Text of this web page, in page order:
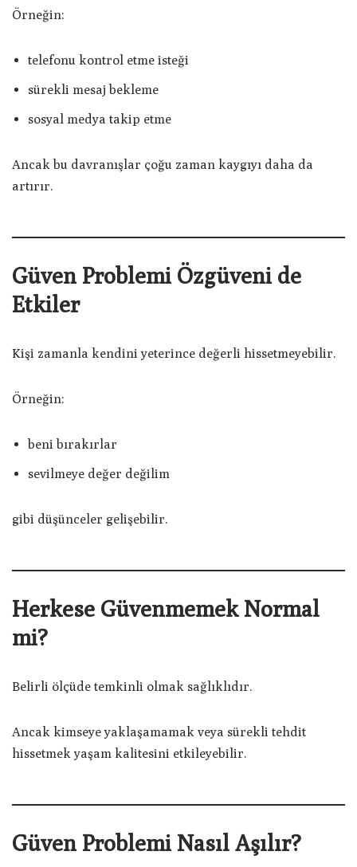
Örneğin:
telefonu kontrol etme isteği
sürekli mesaj bekleme
sosyal medya takip etme
Ancak bu davranışlar çoğu zaman kaygıyı daha da
artırır.
Güven Problemi Özgüveni de
Etkiler
Kişi zamanla kendini yeterince değerli hissetmeyebilir.
Örneğin:
beni bırakırlar
sevilmeye değer değilim
gibi düşünceler gelişebilir.
Herkese Güvenmemek Normal
mi?
Belirli ölçüde temkinli olmak sağlıklıdır.
Ancak kimseye yaklaşamamak veya sürekli tehdit
hissetmek yaşam kalitesini etkileyebilir.
Güven Problemi Nasıl Aşılır?